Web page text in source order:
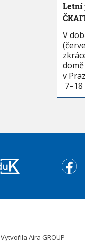
Letní
V
v
VytvořilaAira GROUP